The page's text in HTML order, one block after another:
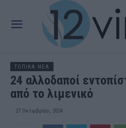
ΤΟΠΙΚΑ ΝΕΑ
24 αλλοδαποί
από το λιμενικό
27 Οκτωβρίου, 2024